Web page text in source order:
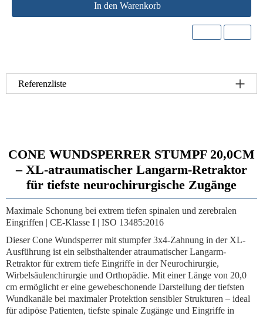
In den Warenkorb
Referenzliste
CONE WUNDSPERRER STUMPF 20,0CM
– XL-atraumatischer Langarm-Retraktor
für tiefste neurochirurgische Zugänge
Maximale Schonung bei extrem tiefen spinalen und zerebralen
Eingriffen | CE-Klasse I | ISO 13485:2016
DieserCone Wundsperrer mit stumpfer 3x4-Zahnung in der XL-
Ausführung ist ein selbsthaltender atraumatischer Langarm-
Retraktor für extrem tiefe Eingriffe in der Neurochirurgie,
Wirbelsäulenchirurgie und Orthopädie. Mit einer Länge von 20,0
cm ermöglicht er eine gewebeschonende Darstellung der tiefsten
Wundkanäle bei maximaler Protektion sensibler Strukturen – ideal
für adipöse Patienten, tiefste spinale Zugänge und Eingriffe in